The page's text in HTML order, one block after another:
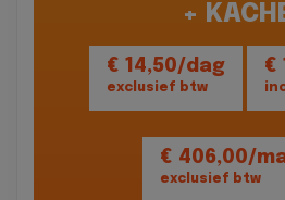
+
€ 14,50/dag
exclusief btw
€
€ 406,00/
exclusief btw